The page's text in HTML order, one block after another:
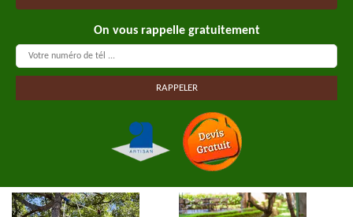
On vous rappelle gratuitement